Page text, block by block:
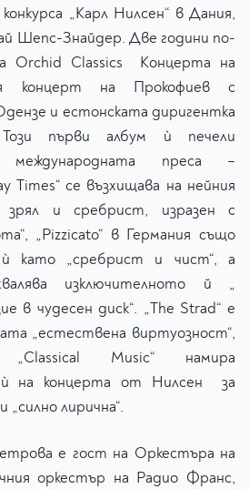
„Карл Нилсен“ в Дания,
Шепс-Знайдер. Две години по-
Orchid Classics Концерта на
концерт на Прокофиев с
и естонската диригентка
първи албум ѝ печели
международната преса –
Times“ се възхищава на нейния
зрял и сребрист, изразен с
„Pizzicato“ в Германия също
ѝ като „сребрист и чист“, а
изключителното й „
в чудесен диск“. „The Strad“ е
„естествена виртуозност“,
Music“ намира
на концерта от Нилсен за
„силно лирична“.
е гост на Оркестъра на
оркестър на Радио Франс,